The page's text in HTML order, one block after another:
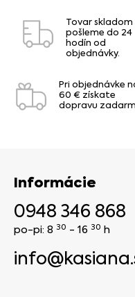
Tovar skladom
pošleme do 24
hodín od
objednávky.
Pri objednávke
60 € získate
dopravu
Informácie
0948 346 868
po-pi: 8 30 - 16 30 h